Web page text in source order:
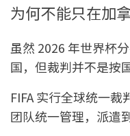
为何不能只在加
虽然 2026 年世界杯
国，但裁判并不是按
FIFA 实行全球统一
团队统一管理，派遣